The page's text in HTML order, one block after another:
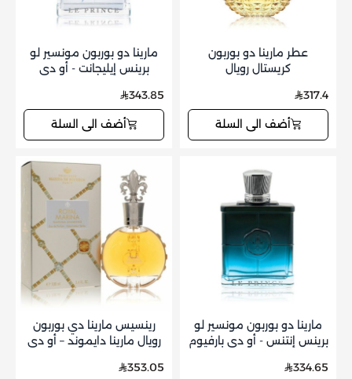
عطر مارينا دو بوربون
كريستال رويال
317.4
أضف الى السلة
مارينا دو بوربون مونسير لو
برينس إيليجانت - أو دي
343.85
أضف الى السلة
مارينا دو بوربون مونسير لو
برينس إنتنس - أو دي بارفيوم
334.65
رينسيس مارينا دي بوربون
رويال مارينا دايموند – أو دي
353.05